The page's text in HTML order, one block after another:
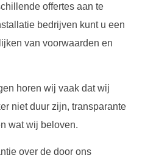
offertes aan te
bedrijven kunt u een
van voorwaarden en
horen wij vaak dat wij
niet duur zijn, transparante
wat wij beloven.
over de door ons